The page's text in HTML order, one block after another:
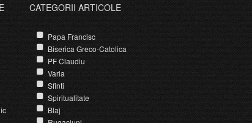
CATEGORII ARTICOLE
Papa Francisc
Biserica Greco-Catolica
PF Claudiu
Varia
Sfinti
Spiritualitate
Blaj